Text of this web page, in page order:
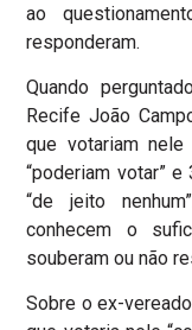
ao
responderam.
Quando
Recife João
que votariam nele
“poderiam votar”
“de jeito
conhecem o
souberam ou não
Sobre o ex-